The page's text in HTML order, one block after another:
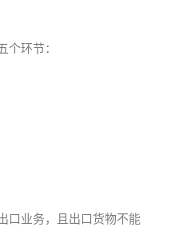
环节：
口业务，且出口货物不能